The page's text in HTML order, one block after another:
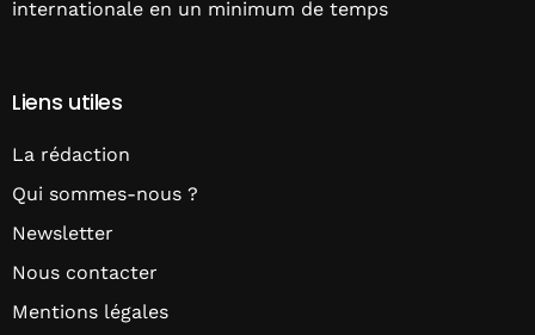
internationale en un minimum de temps
Liens utiles
La rédaction
Qui sommes-nous ?
Newsletter
Nous contacter
Mentions légales